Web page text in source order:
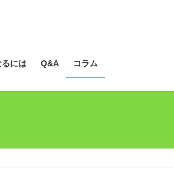
には Q&A コラム